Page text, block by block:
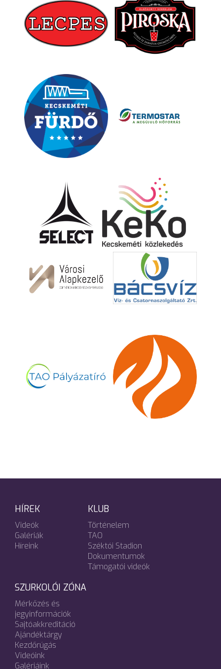
HÍREK
Videók
Galériák
Híreink
KLUB
Történelem
TAO
Széktói Stadion
Dokumentumok
Támogatói videók
SZURKOLÓI ZÓNA
Mérkőzés és
jegyinformációk
Sajtóakkreditáció
Ajándéktárgy
Kezdőrúgás
Videóink
Galériáink